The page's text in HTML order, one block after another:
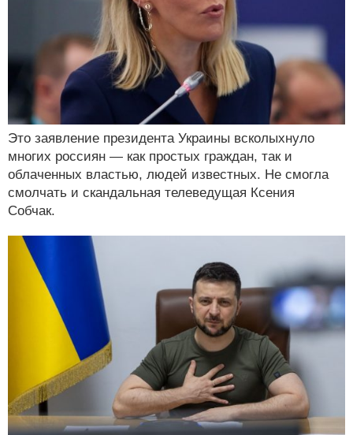
Это заявление президента Украины всколыхнуло
многих россиян — как простых граждан, так и
облаченных властью, людей известных. Не смогла
смолчать и скандальная телеведущая Ксения
Собчак.